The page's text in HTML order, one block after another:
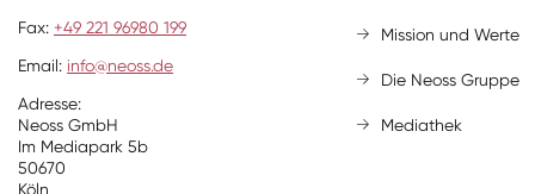
Fax: +49 221 96980 199
Email: info@neoss.de
Adresse:
Neoss GmbH
Im Mediapark 5b
50670
Köln
Mission und Werte
Die Neoss Gruppe
Mediathek